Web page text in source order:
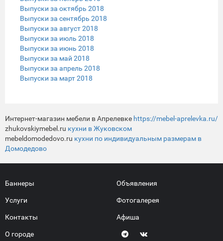
Выпуски за октябрь 2018
Выпуски за сентябрь 2018
Выпуски за август 2018
Выпуски за июль 2018
Выпуски за июнь 2018
Выпуски за май 2018
Выпуски за апрель 2018
Выпуски за март 2018
Интернет-магазин мебели в Апрелевке https://mebel-aprelevka.ru/
zhukovskiymebel.ru кухни в Жуковском
mebeldomodedovo.ru кухни по индивидуальным размерам в
Домодедово
Баннеры
Услуги
Контакты
О городе
Объявления
Фотогалерея
Афиша